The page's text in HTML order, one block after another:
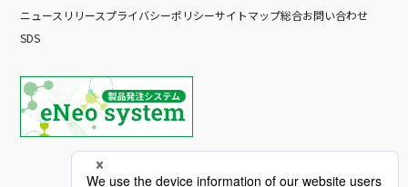
ニュースリリースプライバシーポリシーサイトマップ総合お問い合わせ
SDS